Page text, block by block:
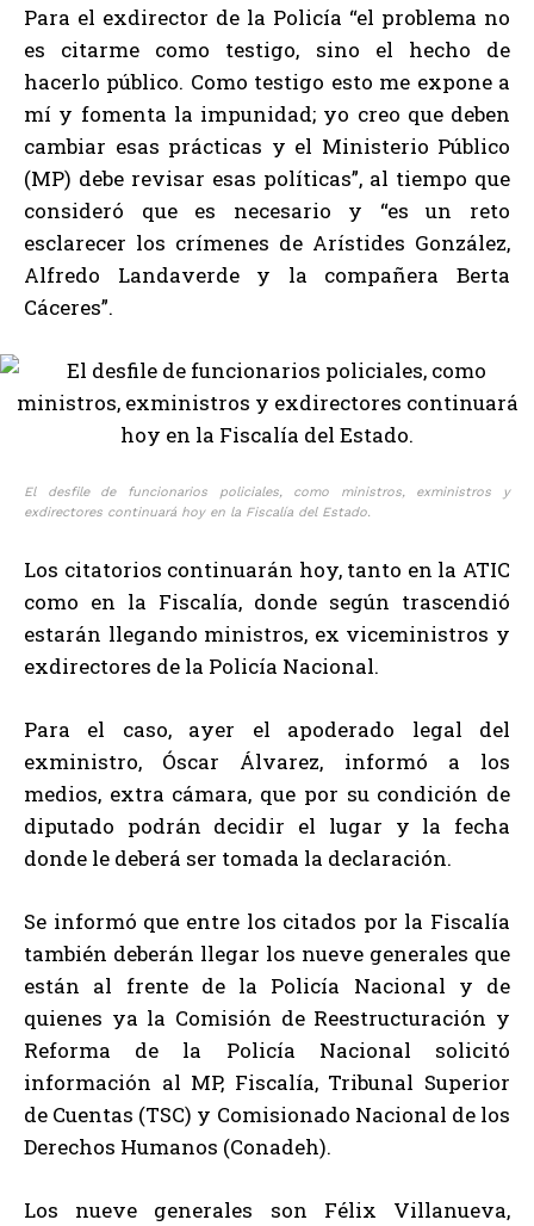
Para el exdirector de la Policía “el problema no
es citarme como testigo, sino el hecho de
hacerlo público. Como testigo esto me expone a
mí y fomenta la impunidad; yo creo que deben
cambiar esas prácticas y el Ministerio Público
(MP) debe revisar esas políticas”, al tiempo que
consideró que es necesario y “es un reto
esclarecer los crímenes de Arístides González,
Alfredo Landaverde y la compañera Berta
Cáceres”.
El desfile de funcionarios policiales, como ministros, exministros y
exdirectores continuará hoy en la Fiscalía del Estado.
Los citatorios continuarán hoy, tanto en la ATIC
como en la Fiscalía, donde según trascendió
estarán llegando ministros, ex viceministros y
exdirectores de la Policía Nacional.
Para el caso, ayer el apoderado legal del
exministro, Óscar Álvarez, informó a los
medios, extra cámara, que por su condición de
diputado podrán decidir el lugar y la fecha
donde le deberá ser tomada la declaración.
Se informó que entre los citados por la Fiscalía
también deberán llegar los nueve generales que
están al frente de la Policía Nacional y de
quienes ya la Comisión de Reestructuración y
Reforma de la Policía Nacional solicitó
información al MP, Fiscalía, Tribunal Superior
de Cuentas (TSC) y Comisionado Nacional de los
Derechos Humanos (Conadeh).
Los nueve generales son Félix Villanueva,